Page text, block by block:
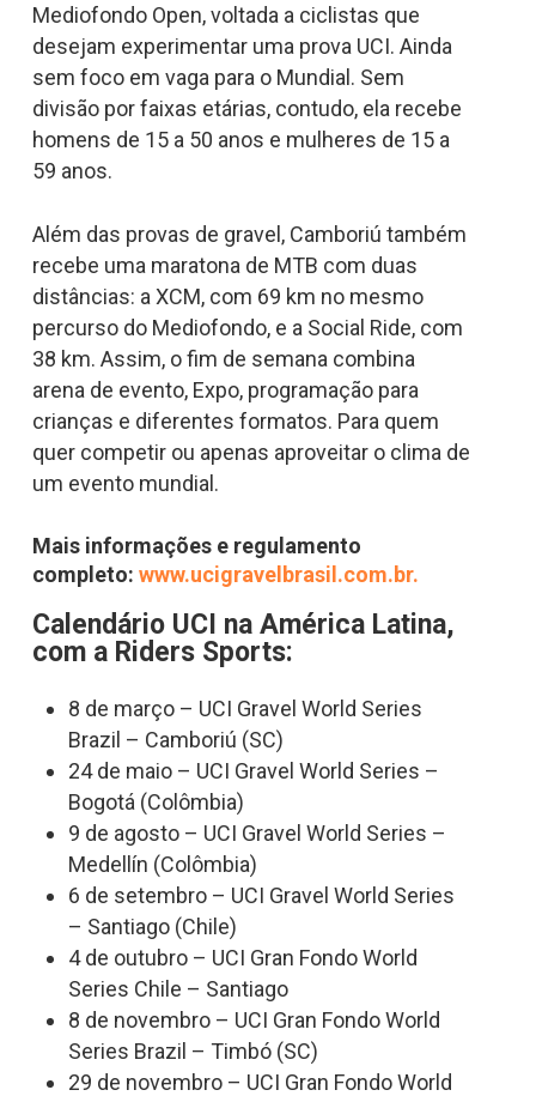
Mediofondo Open, voltada a ciclistas que
desejam experimentar uma prova UCI. Ainda
sem foco em vaga para o Mundial. Sem
divisão por faixas etárias, contudo, ela recebe
homens de 15 a 50 anos e mulheres de 15 a
59 anos.
Além das provas de gravel, Camboriú também
recebe uma maratona de MTB com duas
distâncias: a XCM, com 69 km no mesmo
percurso do Mediofondo, e a Social Ride, com
38 km. Assim, o fim de semana combina
arena de evento, Expo, programação para
crianças e diferentes formatos. Para quem
quer competir ou apenas aproveitar o clima de
um evento mundial.
Mais informações e regulamento
completo: www.ucigravelbrasil.com.br.
Calendário UCI na América Latina,
com a Riders Sports:
8 de março – UCI Gravel World Series
Brazil – Camboriú (SC)
24 de maio – UCI Gravel World Series –
Bogotá (Colômbia)
9 de agosto – UCI Gravel World Series –
Medellín (Colômbia)
6 de setembro – UCI Gravel World Series
– Santiago (Chile)
4 de outubro – UCI Gran Fondo World
Series Chile – Santiago
8 de novembro – UCI Gran Fondo World
Series Brazil – Timbó (SC)
29 de novembro – UCI Gran Fondo World